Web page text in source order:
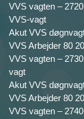
VVS vagten –
VVS-vagt
Akut VVS
VVS Arbejder 80
VVS vagten –
vagt
Akut VVS
VVS Arbejder 80
VVS vagten –